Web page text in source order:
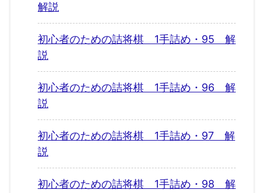
解説
初心者のための詰将棋 1手詰め・95 解
説
初心者のための詰将棋 1手詰め・96 解
説
初心者のための詰将棋 1手詰め・97 解
説
初心者のための詰将棋 1手詰め・98 解